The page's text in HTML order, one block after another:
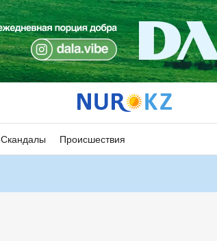
Скандалы Происшествия